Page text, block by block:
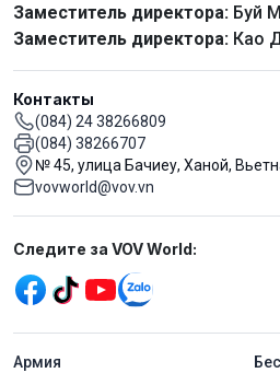
Заместитель директора: Буй
Заместитель директора: Као
Контакты
(084) 24 38266809
(084) 38266707
№ 45, улица Бачиеу, Ханой,
vovworld@vov.vn
Mạng xã hội
Следите за VOV World:
menu footer tiếng Nga
Aрмия